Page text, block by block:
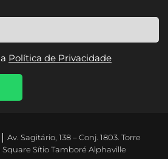
Política de Privacidade
Av. Sagitário, 138 – Conj. 1803. Torre
Sítio Tamboré Alphaville